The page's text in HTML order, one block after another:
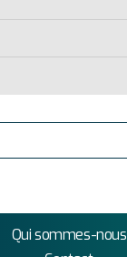
Qui sommes-nous